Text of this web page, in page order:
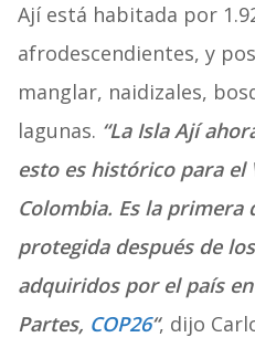
Ají está habitada por
afrodescendientes, y
manglar, naidizales,
lagunas. “La Isla Ají
esto es histórico para el
Colombia. Es la
protegida después de
adquiridos por el país
Partes, COP26“, dijo